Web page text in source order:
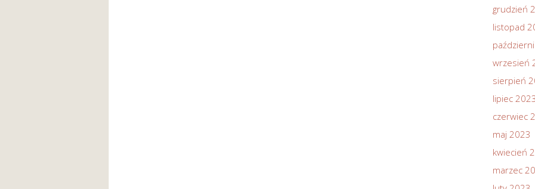
grudzień
listopad
wrzesień
sierpień
lipiec
czerwiec
maj 2023
kwiecień
marzec